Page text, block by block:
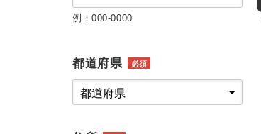
例：000-0000
都道府県 必須